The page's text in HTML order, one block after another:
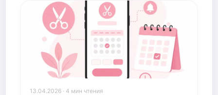
13.04.2026 · 4 мин чтения